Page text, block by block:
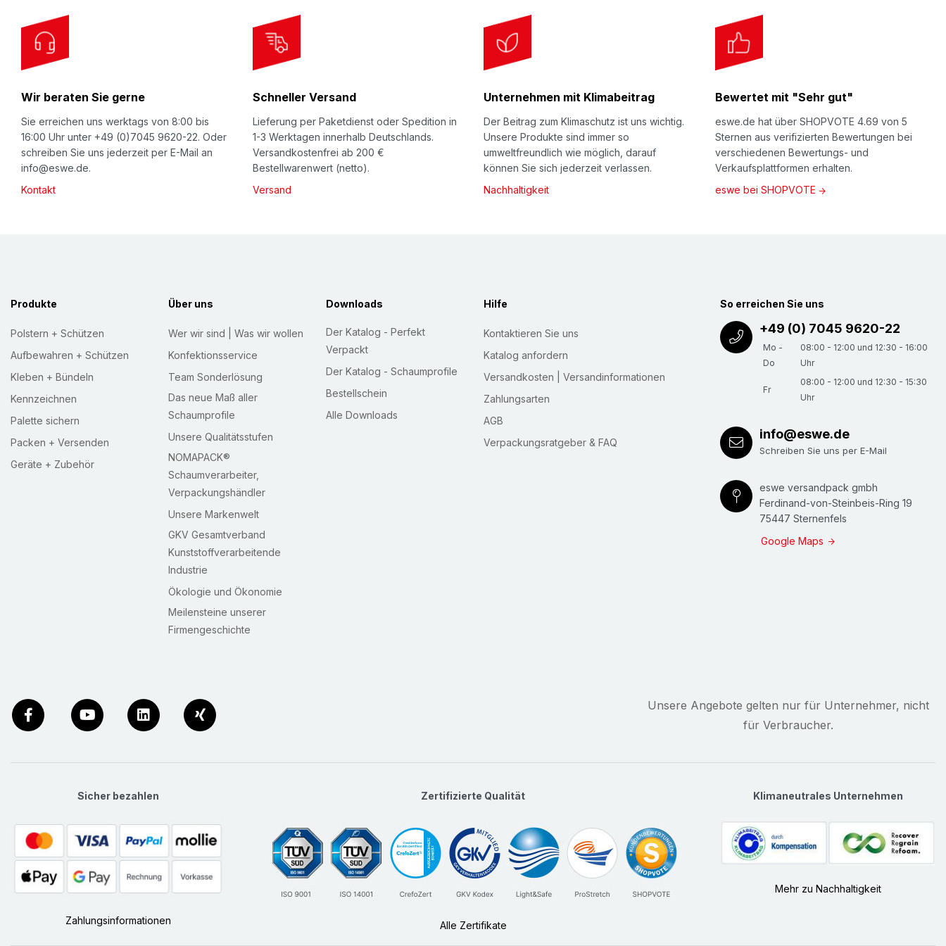
Umweltfreundliche LDPE-Schaum-Polsterplatten als Blockware
(ohne Schweißnaht in der Schaumplatte), stehen für Stoß- und
Bruchschutz Ihrer hochempfindliche Gegenstände. Als
Standardformat zum Selbstzuschneiden oder als individuell fertig
Dabei bietet unsere LDPE-Schaum Blockware beste Formstabilität
und Wiederaufstelleigenschaften. Hervorragender Dämpfschutz
auch bei wiederholten Stößen. Zudem ist LDPE-Schaum
widerstandsfähig gegen chemische Produkte und Wasser. Daher
e
w
s
Wir beraten Sie gerne
Sie erreichen uns werktags von 8:00 bis
16:00 Uhr unter +49 (0)7045 9620-22. Oder
schreiben Sie uns jederzeit per E-Mail an
info@eswe.de.
Kontakt
Schneller Versand
Lieferung per Paketdienst oder Spedition in
1-3 Werktagen innerhalb Deutschlands.
Versandkostenfrei ab 200 €
Bestellwarenwert (netto).
Versand
Unternehmen mit Klimabeitrag
Der Beitrag zum Klimaschutz ist uns wichtig.
Unsere Produkte sind immer so
umweltfreundlich wie möglich, darauf
können Sie sich jederzeit verlassen.
Nachhaltigkeit
Bewertet mit "Sehr gut"
eswe.de hat über SHOPVOTE 4.69 von 5
Sternen aus verifizierten Bewertungen bei
verschiedenen Bewertungs- und
Verkaufsplattformen erhalten.
eswe bei SHOPVOTE
Produkte
Polstern + Schützen
Aufbewahren + Schützen
Kleben + Bündeln
Kennzeichnen
Palette sichern
Packen + Versenden
Geräte + Zubehör
Über uns
Wer wir sind | Was wir wollen
Konfektionsservice
Team Sonderlösung
Das neue Maß aller
Schaumprofile
Unsere Qualitätsstufen
NOMAPACK®
Schaumverarbeiter,
Verpackungshändler
Unsere Markenwelt
GKV Gesamtverband
Kunststoffverarbeitende
Industrie
Ökologie und Ökonomie
Meilensteine unserer
Firmengeschichte
Downloads
Der Katalog - Perfekt
Verpackt
Der Katalog - Schaumprofile
Bestellschein
Alle Downloads
Hilfe
Kontaktieren Sie uns
Katalog anfordern
Versandkosten | Versandinformationen
Zahlungsarten
AGB
Verpackungsratgeber & FAQ
So erreichen Sie uns
+49 (0) 7045 9620-22
Mo -
Do
08:00 - 12:00 und 12:30 - 16:00
Uhr
Fr
08:00 - 12:00 und 12:30 - 15:30
Uhr
info@eswe.de
Schreiben Sie uns per E-Mail
eswe versandpack gmbh
Ferdinand-von-Steinbeis-Ring 19
75447 Sternenfels
Google Maps
Unsere Angebote gelten nur für Unternehmer, nicht
für Verbraucher.
Sicher bezahlen
Zahlungsinformationen
Zertifizierte Qualität
Alle Zertifikate
Klimaneutrales Unternehmen
Mehr zu Nachhaltigkeit